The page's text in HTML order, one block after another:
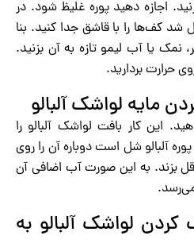
اجازه دهید پوره غلیظ شود. در
کف‌ها را با قاشق جدا کنید. بنا
نمک یا آب لیمو تازه به آن بزنید.
حرارت بردارید.
مایه لواشک آلبالو
این کار بافت لواشک آلبالو را
آلبالو شل است دوباره آن را روی
بزند. به این صورت آب اضافی آن
لواشک آلبالو به